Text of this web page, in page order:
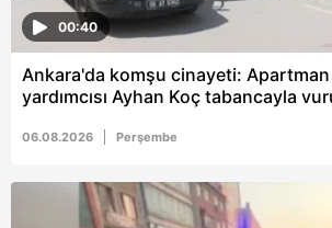
00:40
Ankara'da komşu cinayeti:
yardımcısı Ayhan Koç tabancayla
06.08.2026 Perşembe